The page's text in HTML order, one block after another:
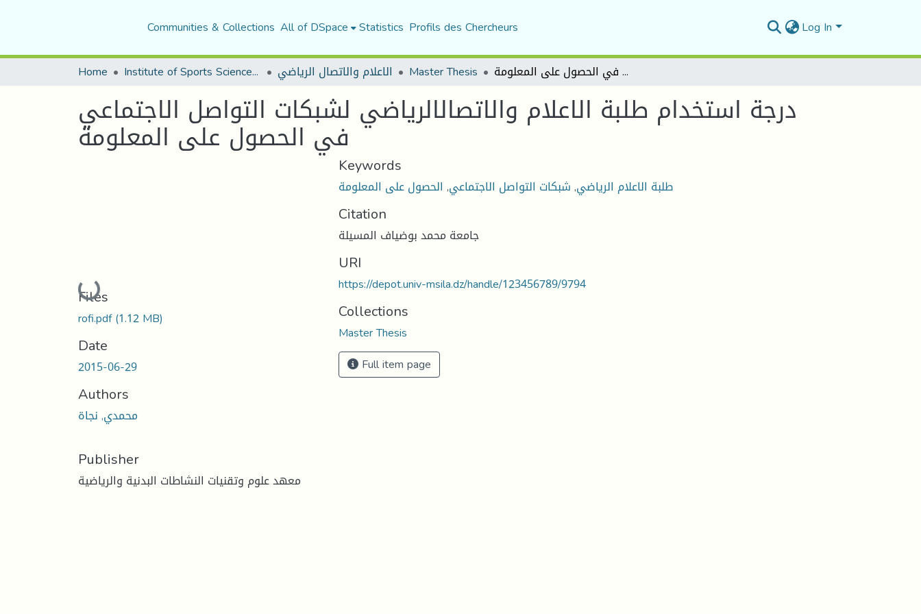
Communities & Collections All of DSpace Statistics Profils des Chercheurs Log In
Home Institute of Sports Sciences and Techniques الاعلام والاتصال الرياضي Master Thesis درجة استخدام طلبة الاعلام والاتصالالرياضي لشبكات التواصل الاجتماعي في الحصول على المعلومة
درجة استخدام طلبة الاعلام والاتصالالرياضي لشبكات التواصل الاجتماعي
في الحصول على المعلومة
Loading...
Files
rofi.pdf(1.12 MB)
Date
2015-06-29
Authors
محمدي, نجاة
Publisher
معهد علوم وتقنيات النشاطات البدنية والرياضية
Keywords
طلبة الاعلام الرياضي,شبكات التواصل الاجتماعي, الحصول على المعلومة
Citation
جامعة محمد بوضياف المسيلة
URI
https://depot.univ-msila.dz/handle/123456789/9794
Collections
Master Thesis
Full item page